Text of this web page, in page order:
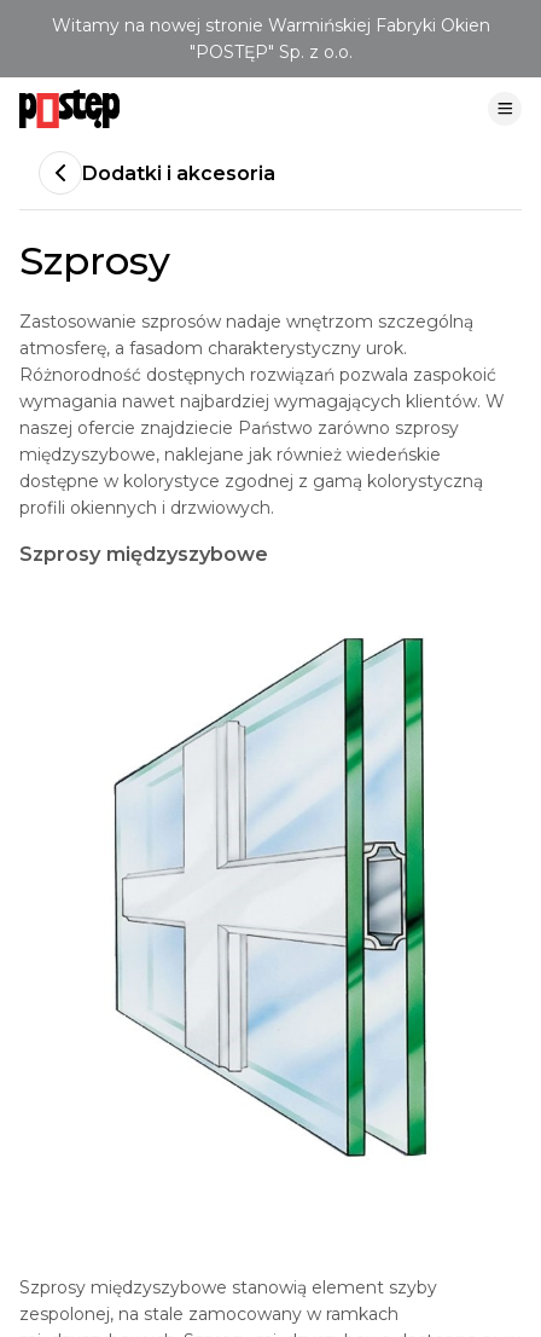
Witamy na nowej stronie Warmińskiej Fabryki Okien
"POSTĘP" Sp. z o.o.
Dodatki i akcesoria
Szprosy
Zastosowanie szprosów nadaje wnętrzom szczególną
atmosferę, a fasadom charakterystyczny urok.
Różnorodność dostępnych rozwiązań pozwala zaspokoić
wymagania nawet najbardziej wymagających klientów. W
naszej ofercie znajdziecie Państwo zarówno szprosy
międzyszybowe, naklejane jak również wiedeńskie
dostępne w kolorystyce zgodnej z gamą kolorystyczną
profili okiennych i drzwiowych.
Szprosy międzyszybowe
Szprosy międzyszybowe stanowią element szyby
zespolonej, na stale zamocowany w ramkach